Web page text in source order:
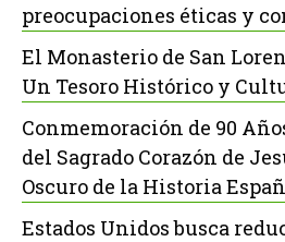
preocupaciones éticas y
El Monasterio de San
Un Tesoro Histórico y
Conmemoración de 90
del Sagrado Corazón de
Oscuro de la Historia
Estados Unidos busca